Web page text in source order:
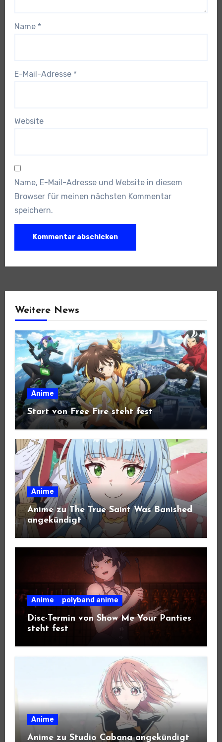
Name *
E-Mail-Adresse *
Website
Name, E-Mail-Adresse und Website in diesem
Browser für meinen nächsten Kommentar
speichern.
Weitere News
Anime
Start von Free Fire steht fest
Anime
Anime zu The True Saint Was Banished
angekündigt
Anime polyband anime
Disc-Termin von Show Me Your Panties
steht fest
Anime
Anime zu Studio Cabana angekündigt